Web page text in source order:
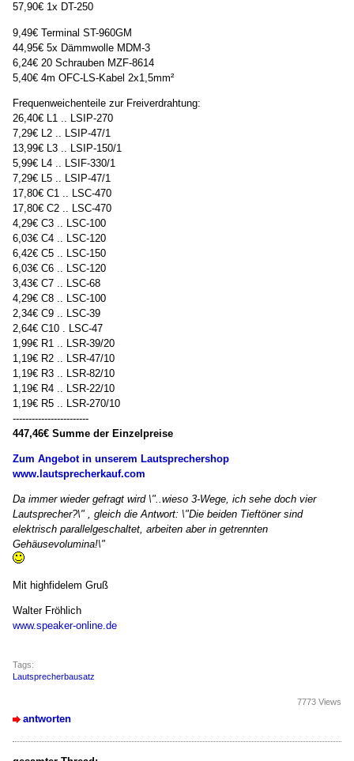
57,90€ 1x DT-250
9,49€ Terminal ST-960GM
44,95€ 5x Dämmwolle MDM-3
6,24€ 20 Schrauben MZF-8614
5,40€ 4m OFC-LS-Kabel 2x1,5mm²
Frequenweichenteile zur Freiverdrahtung:
26,40€ L1 .. LSIP-270
7,29€ L2 .. LSIP-47/1
13,99€ L3 .. LSIP-150/1
5,99€ L4 .. LSIF-330/1
7,29€ L5 .. LSIP-47/1
17,80€ C1 .. LSC-470
17,80€ C2 .. LSC-470
4,29€ C3 .. LSC-100
6,03€ C4 .. LSC-120
6,42€ C5 .. LSC-150
6,03€ C6 .. LSC-120
3,43€ C7 .. LSC-68
4,29€ C8 .. LSC-100
2,34€ C9 .. LSC-39
2,64€ C10 . LSC-47
1,99€ R1 .. LSR-39/20
1,19€ R2 .. LSR-47/10
1,19€ R3 .. LSR-82/10
1,19€ R4 .. LSR-22/10
1,19€ R5 .. LSR-270/10
------------------------
447,46€ Summe der Einzelpreise
Zum Angebot in unserem Lautsprechershop
www.lautsprecherkauf.com
Da immer wieder gefragt wird \"..wieso 3-Wege, ich sehe doch vier
Lautsprecher?\" , gleich die Antwort: \"Die beiden Tieftöner sind
elektrisch parallelgeschaltet, arbeiten aber in getrennten
Gehäusevolumina!\"
Mit highfidelem Gruß
Walter Fröhlich
www.speaker-online.de
Tags:
Lautsprecherbausatz
antworten
7773 Views